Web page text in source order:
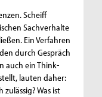
Scheiff
Sachverhalte
Ein Verfahren
durch Gespräch
auch ein Think-
lauten daher:
Was ist